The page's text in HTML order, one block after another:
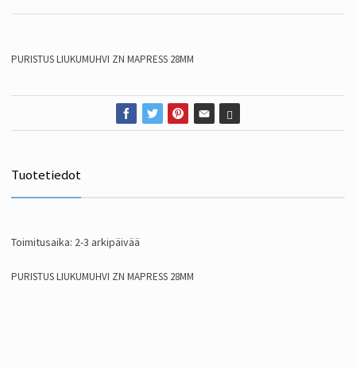
PURISTUS LIUKUMUHVI ZN MAPRESS 28MM
Tuotetiedot
Toimitusaika: 2-3 arkipäivää
PURISTUS LIUKUMUHVI ZN MAPRESS 28MM